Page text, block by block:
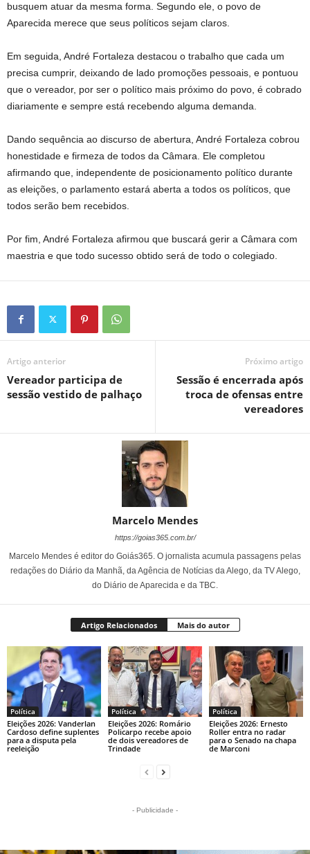
busquem atuar da mesma forma. Segundo ele, o povo de
Aparecida merece que seus políticos sejam claros.
Em seguida, André Fortaleza destacou o trabalho que cada um
precisa cumprir, deixando de lado promoções pessoais, e pontuou
que o vereador, por ser o político mais próximo do povo, é cobrado
diariamente e sempre está recebendo alguma demanda.
Dando sequência ao discurso de abertura, André Fortaleza cobrou
honestidade e firmeza de todos da Câmara. Ele completou
afirmando que, independente de posicionamento político durante
as eleições, o parlamento estará aberta a todos os políticos, que
todos serão bem recebidos.
Por fim, André Fortaleza afirmou que buscará gerir a Câmara com
maestria e que todo sucesso obtido será de todo o colegiado.
Artigo anterior
Vereador participa de
sessão vestido de palhaço
Próximo artigo
Sessão é encerrada após
troca de ofensas entre
vereadores
Marcelo Mendes
https://goias365.com.br/
Marcelo Mendes é editor do Goiás365. O jornalista acumula passagens pelas
redações do Diário da Manhã, da Agência de Notícias da Alego, da TV Alego,
do Diário de Aparecida e da TBC.
Artigo Relacionados Mais do autor
Política
Eleições 2026: Vanderlan
Cardoso define suplentes
para a disputa pela
reeleição
Política
Eleições 2026: Romário
Policarpo recebe apoio
de dois vereadores de
Trindade
Política
Eleições 2026: Ernesto
Roller entra no radar
para o Senado na chapa
de Marconi
- Publicidade -